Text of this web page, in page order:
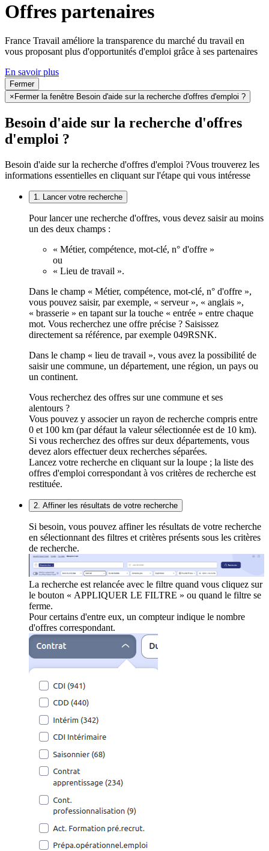
Offres partenaires
France Travail améliore la transparence du marché du travail en
vous proposant plus d'opportunités d'emploi grâce à ses partenaires
En savoir plus
Fermer
× Fermer la fenêtre Besoin d'aide sur la recherche d'offres d'emploi ?
Besoin d'aide sur la recherche d'offres
d'emploi ?
Besoin d'aide sur la recherche d'offres d'emploi ?Vous trouverez les
informations essentielles en cliquant sur l'étape qui vous intéresse
1. Lancer votre recherche
Pour lancer une recherche d'offres, vous devez saisir au moins
un des deux champs :
« Métier, compétence, mot-clé, n° d'offre »
ou
« Lieu de travail ».
Dans le champ « Métier, compétence, mot-clé, n° d'offre »,
vous pouvez saisir, par exemple, « serveur », « anglais »,
« brasserie » en tapant sur la touche « entrée » entre chaque
mot. Vous recherchez une offre précise ? Saisissez
directement sa référence, par exemple 049RSNK.
Dans le champ « lieu de travail », vous avez la possibilité de
saisir une commune, un département, une région, un pays ou
un continent.
Vous recherchez des offres sur une commune et ses
alentours ?
Vous pouvez y associer un rayon de recherche compris entre
0 et 100 km (par défaut la valeur sélectionnée est de 10 km).
Si vous recherchez des offres sur deux départements, vous
devez alors effectuer deux recherches séparées.
Lancez votre recherche en cliquant sur la loupe ; la liste des
offres d'emploi correspondant à vos critères de recherche est
restituée.
2. Affiner les résultats de votre recherche
Si besoin, vous pouvez affiner les résultats de votre recherche
en sélectionnant des filtres et critères présents sous les critères
de recherche.
La recherche est relancée avec le filtre quand vous cliquez sur
le bouton « APPLIQUER LE FILTRE » ou quand le filtre se
ferme.
Pour certains d'entre eux, un compteur indique le nombre
d'offres correspondant.